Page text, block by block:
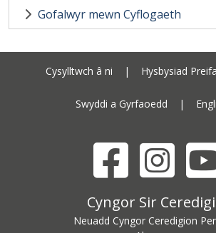
Gofalwyr mewn Cyflogaeth
Cysylltwch â ni | Hysbysiad
Swyddi a Gyrfaoedd |
Facebook
Cyngor Sir Ceredigion address
Cyngor Sir
Neuadd Cyngor Ceredigion